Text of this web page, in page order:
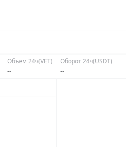
Объем 24ч(VET)
--
Оборот 24ч(USDT)
--